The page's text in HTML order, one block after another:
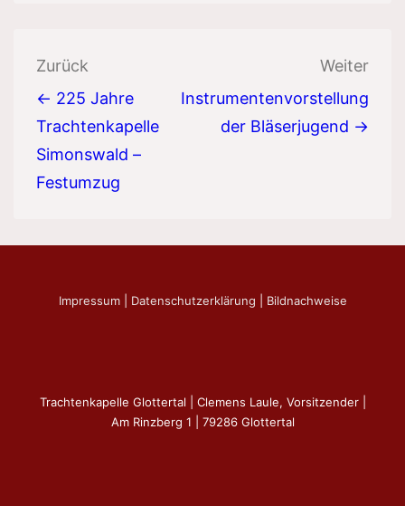
Beitragsnavigation
Zurück
← 225 Jahre
Trachtenkapelle
Simonswald –
Festumzug
Weiter
Instrumentenvorstellung
der Bläserjugend →
Impressum| Datenschutzerklärung Bildnachweise
Trachtenkapelle Glottertal | Clemens Laule, Vorsitzender |
Am Rinzberg 1 | 79286 Glottertal